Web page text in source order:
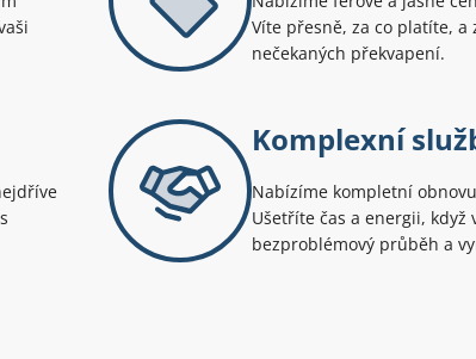
Víte přesně, za co platíte,
nečekaných překvapení.
Komplexní
Nabízíme kompletní
Ušetříte čas a energii,
bezproblémový průběh a